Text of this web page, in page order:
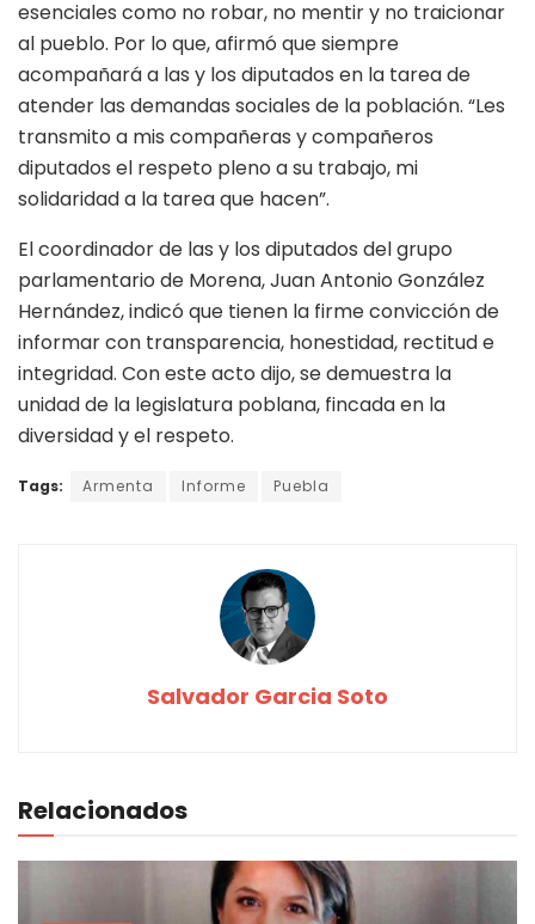
esenciales como no robar, no mentir y no traicionar
al pueblo. Por lo que, afirmó que siempre
acompañará a las y los diputados en la tarea de
atender las demandas sociales de la población. “Les
transmito a mis compañeras y compañeros
diputados el respeto pleno a su trabajo, mi
solidaridad a la tarea que hacen”.
El coordinador de las y los diputados del grupo
parlamentario de Morena, Juan Antonio González
Hernández, indicó que tienen la firme convicción de
informar con transparencia, honestidad, rectitud e
integridad. Con este acto dijo, se demuestra la
unidad de la legislatura poblana, fincada en la
diversidad y el respeto.
Tags: Armenta Informe Puebla
Salvador Garcia Soto
Relacionados